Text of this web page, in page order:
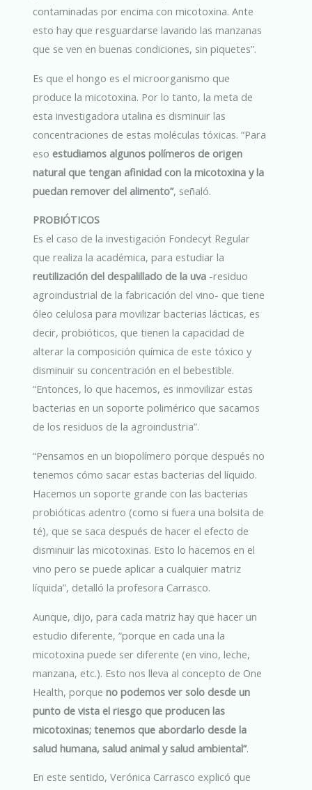
contaminadas por encima con micotoxina. Ante
esto hay que resguardarse lavando las manzanas
que se ven en buenas condiciones, sin piquetes”.
Es que el hongo es el microorganismo que
produce la micotoxina. Por lo tanto, la meta de
esta investigadora utalina es disminuir las
concentraciones de estas moléculas tóxicas. “Para
eso estudiamos algunos polímeros de origen
natural que tengan afinidad con la micotoxina y la
puedan remover del alimento”, señaló.
PROBIÓTICOS
Es el caso de la investigación Fondecyt Regular
que realiza la académica, para estudiar la
reutilización del despalillado de la uva -residuo
agroindustrial de la fabricación del vino- que tiene
óleo celulosa para movilizar bacterias lácticas, es
decir, probióticos, que tienen la capacidad de
alterar la composición química de este tóxico y
disminuir su concentración en el bebestible.
“Entonces, lo que hacemos, es inmovilizar estas
bacterias en un soporte polimérico que sacamos
de los residuos de la agroindustria”.
“Pensamos en un biopolímero porque después no
tenemos cómo sacar estas bacterias del líquido.
Hacemos un soporte grande con las bacterias
probióticas adentro (como si fuera una bolsita de
té), que se saca después de hacer el efecto de
disminuir las micotoxinas. Esto lo hacemos en el
vino pero se puede aplicar a cualquier matriz
líquida”, detalló la profesora Carrasco.
Aunque, dijo, para cada matriz hay que hacer un
estudio diferente, “porque en cada una la
micotoxina puede ser diferente (en vino, leche,
manzana, etc.). Esto nos lleva al concepto de One
Health, porqueno podemos ver solo desde un
punto de vista el riesgo que producen las
micotoxinas; tenemos que abordarlo desde la
salud humana, salud animal y salud ambiental”.
En este sentido, Verónica Carrasco explicó que